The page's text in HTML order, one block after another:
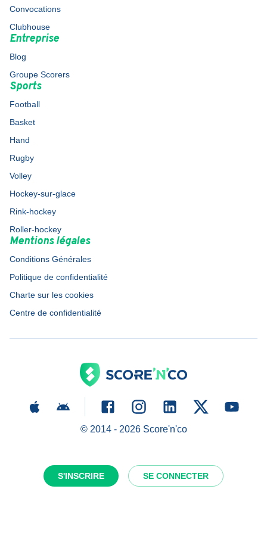
S'INSCRIRE SE CONNECTER
Convocations
Clubhouse
Entreprise
Blog
Groupe Scorers
Sports
Football
Basket
Hand
Rugby
Volley
Hockey-sur-glace
Rink-hockey
Roller-hockey
Mentions légales
Conditions Générales
Politique de confidentialité
Charte sur les cookies
Centre de confidentialité
© 2014 - 2026Score'n'co